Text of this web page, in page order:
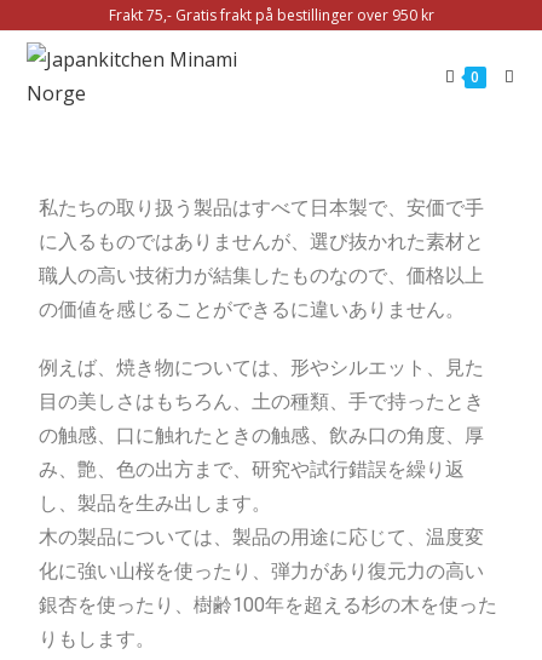
Frakt 75,- Gratis frakt på bestillinger over 950 kr
0
私たちの取り扱う製品はすべて日本製で、安価で手
に入るものではありませんが、選び抜かれた素材と
職人の高い技術力が結集したものなので、価格以上
の価値を感じることができるに違いありません。
例えば、焼き物については、形やシルエット、見た
目の美しさはもちろん、土の種類、手で持ったとき
の触感、口に触れたときの触感、飲み口の角度、厚
み、艶、色の出方まで、研究や試行錯誤を繰り返
し、製品を生み出します。
木の製品については、製品の用途に応じて、温度変
化に強い山桜を使ったり、弾力があり復元力の高い
銀杏を使ったり、樹齢100年を超える杉の木を使った
りもします。